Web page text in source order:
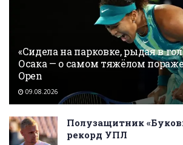
«Сидела на парковке, рыдая в
Осака — о самом тяжёлом
Open
09.08.2026
Полузащитник
рекорд УПЛ